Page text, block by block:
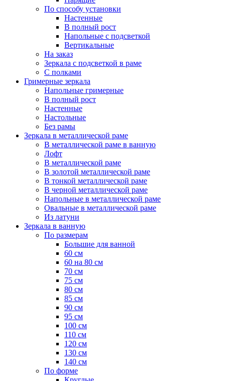
По способу установки
Настенные
В полный рост
Напольные с подсветкой
Вертикальные
На заказ
Зеркала с подсветкой в раме
С полками
Гримерные зеркала
Напольные гримерные
В полный рост
Настенные
Настольные
Без рамы
Зеркала в металлической раме
В металлической раме в ванную
Лофт
В металлической раме
В золотой металлической раме
В тонкой металлической раме
В черной металлической раме
Напольные в металлической раме
Овальные в металлической раме
Из латуни
Зеркала в ванную
По размерам
Большие для ванной
60 см
60 на 80 см
70 см
75 см
80 см
85 см
90 см
95 см
100 см
110 см
120 см
130 см
140 см
По форме